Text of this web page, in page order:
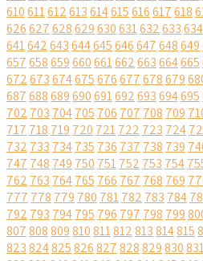
610611612613614615616617618
626627628629630631632633634
641642643644645646647648649
657658659660661662663664665
672673674675676677678679
687688689690691692693694695
702 703 704705 706 707 708 709
717 718 719 720 721722 723 724
732 733 734735 736 737 738 739
747 748 749 750 751752 753 754
762 763 764765 766 767 768 769
777 778 779 780 781782 783 784
792 793 794795 796 797 798 799
807808809810811812813814815
823824825826827828829830